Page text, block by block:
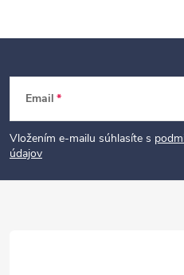
t
Email
Vložením e-mailu súhlasíte s
údajov